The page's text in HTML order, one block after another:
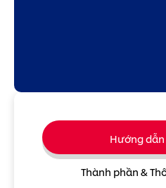
Hướng
Thành phần &